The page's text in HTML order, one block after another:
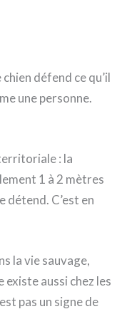
défend ce qu’il
une personne.
: la
1 à 2 mètres
détend. C’est en
la vie sauvage,
aussi chez les
pas un signe de